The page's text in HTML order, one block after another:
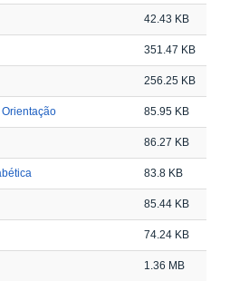
42.43 KB
351.47 KB
256.25 KB
85.95 KB
86.27 KB
83.8 KB
85.44 KB
74.24 KB
1.36 MB